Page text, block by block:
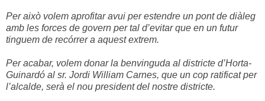
Per això volem aprofitar avui per estendre un pont de diàleg
amb les forces de govern per tal d’evitar que en un futur
tinguem de recórrer a aquest extrem.
Per acabar, volem donar la benvinguda al districte d’Horta-
Guinardó al sr. Jordi William Carnes, que un cop ratificat per
l’alcalde, serà el nou president del nostre districte.